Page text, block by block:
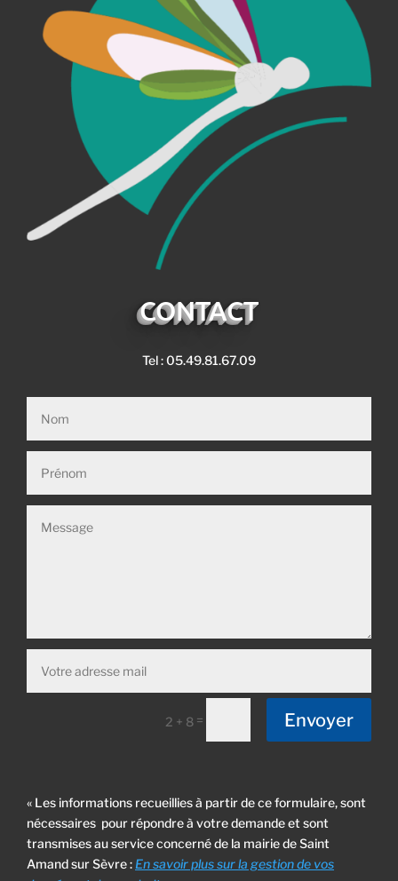
CONTACT
Tel : 05.49.81.67.09
2 + 8 = Envoyer
« Les informations recueillies à partir de ce formulaire, sont
nécessaires pour répondre à votre demande et sont
transmises au service concerné de la mairie de Saint
Amand sur Sèvre : En savoir plus sur la gestion de vos